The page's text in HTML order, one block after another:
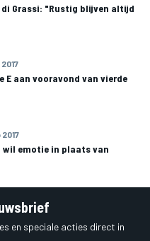
Grassi: "Rustig blijven altijd
E aan vooravond van vierde
wil emotie in plaats van
en speciale acties direct in